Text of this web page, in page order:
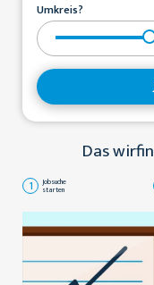
Umkreis?
Das
1 Jobsuche
starten